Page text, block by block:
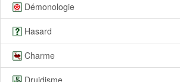
Démonologie
Hasard
Charme
Druidisme